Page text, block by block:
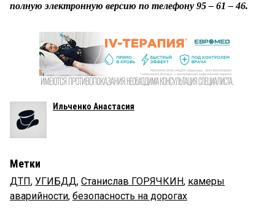
полную электронную версию по телефону 95 – 61 – 46.
Ильченко Анастасия
Метки
ДТП, УГИБДД, Станислав ГОРЯЧКИН, камеры
аварийности, безопасность на дорогах